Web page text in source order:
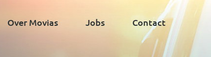
Over Movias Jobs Contact